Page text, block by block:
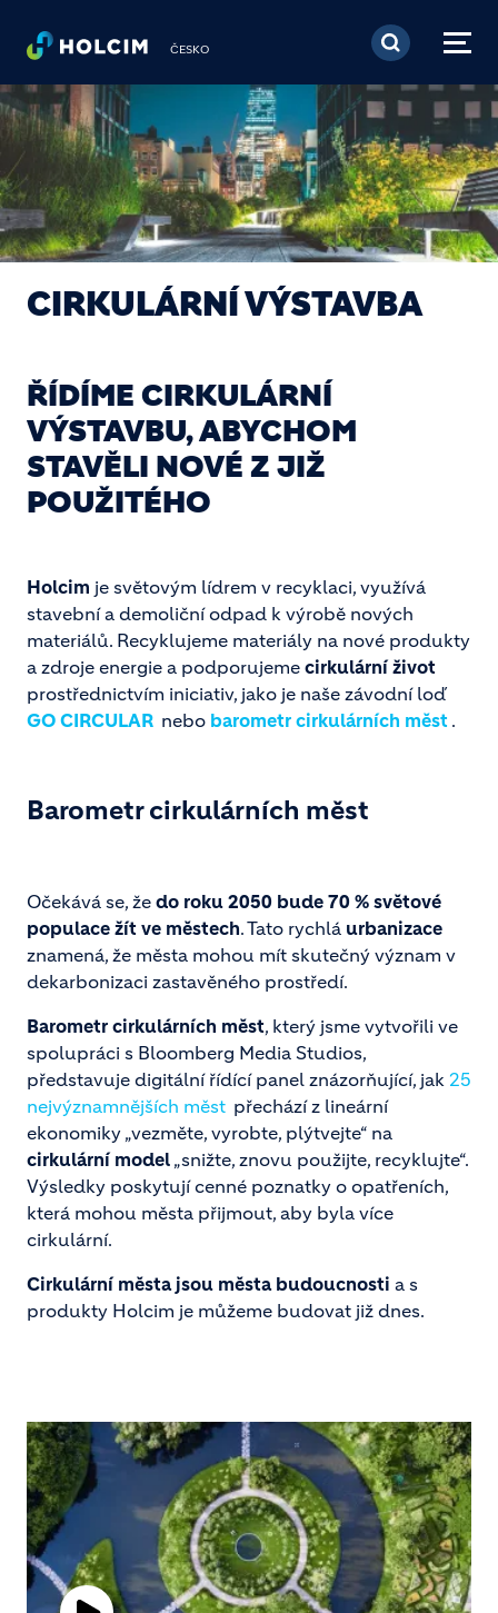
Přejít k hlavnímu
ČESKO
CIRKULÁRNÍ VÝSTAVBA
ŘÍDÍME CIRKULÁRNÍ
VÝSTAVBU, ABYCHOM
STAVĚLI NOVÉ Z JIŽ
POUŽITÉHO
Holcim je světovým lídrem v recyklaci, využívá
stavební a demoliční odpad k výrobě nových
materiálů. Recyklujeme materiály na nové produkty
a zdroje energie a podporujeme cirkulární život
prostřednictvím iniciativ, jako je naše závodní loď
GO CIRCULAR nebo barometr cirkulárních měst .
Barometr cirkulárních měst
Očekává se, že do roku 2050 bude 70 % světové
populace žít ve městech. Tato rychlá urbanizace
znamená, že města mohou mít skutečný význam v
dekarbonizaci zastavěného prostředí.
Barometr cirkulárních měst, který jsme vytvořili ve
spolupráci s Bloomberg Media Studios,
představuje digitální řídící panel znázorňující, jak 25
nejvýznamnějších měst přechází z lineární
ekonomiky „vezměte, vyrobte, plýtvejte“ na
cirkulární model „snižte, znovu použijte, recyklujte“.
Výsledky poskytují cenné poznatky o opatřeních,
která mohou města přijmout, aby byla více
cirkulární.
Cirkulární města jsou města budoucnosti a s
produkty Holcim je můžeme budovat již dnes.